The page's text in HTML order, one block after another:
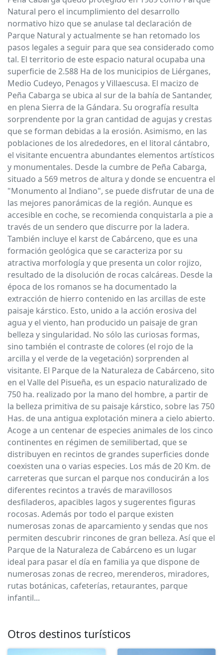
Natural pero el incumplimiento del desarrollo
normativo hizo que se anulase tal declaración de
Parque Natural y actualmente se han retomado los
pasos legales a seguir para que sea considerado como
tal. El territorio de este espacio natural ocupaba una
superficie de 2.588 Ha de los municipios de Liérganes,
Medio Cudeyo, Penagos y Villaescusa. El macizo de
Peña Cabarga se ubica al sur de la bahía de Santander,
en plena Sierra de la Gándara. Su orografía resulta
sorprendente por la gran cantidad de agujas y crestas
que se forman debidas a la erosión. Asimismo, en las
poblaciones de los alrededores, en el litoral cántabro,
el visitante encuentra abundantes elementos artísticos
y monumentales. Desde la cumbre de Peña Cabarga,
situado a 569 metros de altura y donde se encuentra el
"Monumento al Indiano", se puede disfrutar de una de
las mejores panorámicas de la región. Aunque es
accesible en coche, se recomienda conquistarla a pie a
través de un sendero que discurre por la ladera.
También incluye el karst de Cabárceno, que es una
formación geológica que se caracteriza por su
atractiva morfología y que presenta un color rojizo,
resultado de la disolución de rocas calcáreas. Desde la
época de los romanos se ha documentado la
extracción de hierro contenido en las arcillas de este
paisaje kárstico. Esto, unido a la acción erosiva del
agua y el viento, han producido un paisaje de gran
belleza y singularidad. No sólo las curiosas formas,
sino también el contraste de colores (el rojo de la
arcilla y el verde de la vegetación) sorprenden al
visitante. El Parque de la Naturaleza de Cabárceno, sito
en el Valle del Pisueña, es un espacio naturalizado de
750 ha. realizado por la mano del hombre, a partir de
la belleza primitiva de su paisaje kárstico, sobre las 750
Has. de una antigua explotación minera a cielo abierto.
Acoge a un centenar de especies animales de los cinco
continentes en régimen de semilibertad, que se
distribuyen en recintos de grandes superficies donde
coexisten una o varias especies. Los más de 20 Km. de
carreteras que surcan el parque nos conducirán a los
diferentes recintos a través de maravillosos
desfiladeros, apacibles lagos y sugerentes figuras
rocosas. Además por todo el parque existen
numerosas zonas de aparcamiento y sendas que nos
permiten descubrir rincones de gran belleza. Así que el
Parque de la Naturaleza de Cabárceno es un lugar
ideal para pasar el día en familia ya que dispone de
numerosas zonas de recreo, merenderos, miradores,
rutas botánicas, cafeterías, retaurantes, parque
infantil...
Otros destinos turísticos